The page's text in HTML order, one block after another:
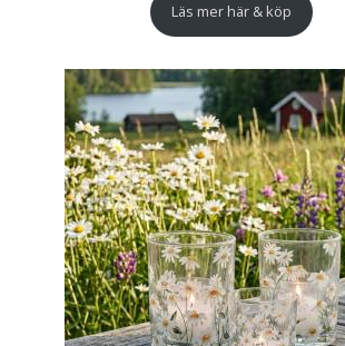
Läs mer här & köp